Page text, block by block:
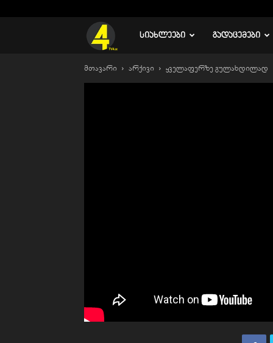
TV
4
ᲡᲘᲐᲮᲚᲔᲔᲑᲘ ᲒᲐᲓᲐᲪᲔᲛᲔᲑᲘ
მთავარი არქივი ყველაფერზე გულახდილად